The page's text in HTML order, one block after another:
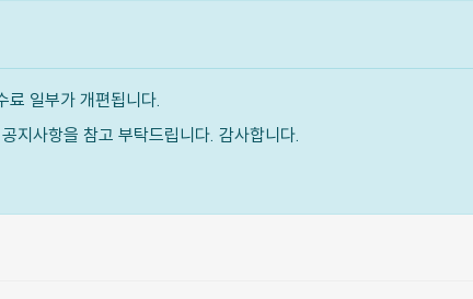
료 일부가 개편됩니다.
지사항을 참고 부탁드립니다. 감사합니다.